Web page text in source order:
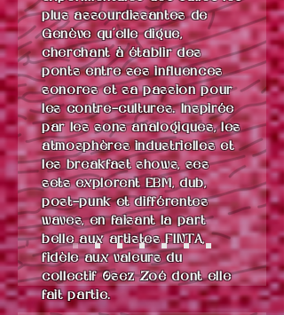
plus assourdissantes de
Genève qu’elle digue,
cherchant à établir des
ponts entre ses influences
sonores et sa passion pour
les contre-cultures. Inspirée
par les sons analogiques, les
atmosphères industrielles et
les breakfast shows, ses
sets explorent EBM, dub,
post-punk et différentes
waves, en faisant la part
belle aux artistes FINTA,
fidèle aux valeurs du
collectif Osez Zoé dont elle
fait partie.